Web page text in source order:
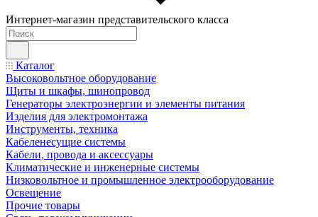
Интернет-магазин представительского класса
Каталог
Высоковольтное оборудование
Щиты и шкафы, шинопровод
Генераторы электроэнергии и элементы питания
Изделия для электромонтажа
Инструменты, техника
Кабеленесущие системы
Кабели, провода и аксессуары
Климатические и инженерные системы
Низковольтное и промышленное электрооборудование
Освещение
Прочие товары